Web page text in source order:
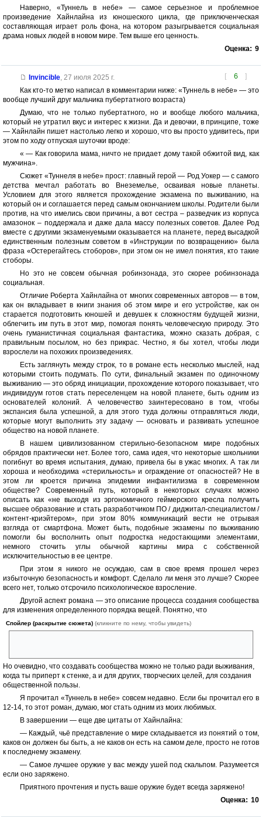
Наверно, «Туннель в небе» — самое серьезное и проблемное
произведение Хайнлайна из юношеского цикла, где приключенческая
составляющая играет роль фона, на котором разыгрывается социальная
драма новых людей в новом мире. Тем выше его ценность.
Оценка: 9
[ 6 ]
Invincible, 27 июля 2025 г.
Как кто-то метко написал в комментарии ниже: «Туннель в небе» — это
вообще лучший друг мальчика пубертатного возраста)
Думаю, что не только пубертатного, но и вообще любого мальчика,
который не утратил вкус и интерес к жизни. Да и девочки, в принципе, тоже
— Хайнлайн пишет настолько легко и хорошо, что вы просто удивитесь, при
этом по ходу отпуская шуточки вроде:
« — Как говорила мама, ничто не придает дому такой обжитой вид, как
мужчина».
Сюжет «Туннеля в небе» прост: главный герой — Род Уокер — с самого
детства мечтал работать во Внеземелье, осваивая новые планеты.
Условием для этого является прохождение экзамена по выживанию, на
который он и соглашается перед самым окончанием школы. Родители были
против, на что имелись свои причины, а вот сестра – разведчик из корпуса
амазонок – поддержала и даже дала массу полезных советов. Далее Род
вместе с другими экзаменуемыми оказывается на планете, перед высадкой
единственным полезным советом в «Инструкции по возвращению» была
фраза «Остерегайтесь стоборов», при этом он не имел понятия, кто такие
стоборы.
Но это не совсем обычная робинзонада, это скорее робинзонада
социальная.
Отличие Роберта Хайнлайна от многих современных авторов — в том,
как он вкладывает в книги знания об этом мире и его устройстве, как он
старается подготовить юношей и девушек к сложностям будущей жизни,
облегчить им путь в этот мир, помогая понять человеческую природу. Это
очень гуманистичная социальная фантастика, можно сказать добрая, с
правильным посылом, но без прикрас. Честно, я бы хотел, чтобы люди
взрослели на похожих произведениях.
Есть заглянуть между строк, то в романе есть несколько мыслей, над
которыми стоить подумать. По сути, финальный экзамен по одиночному
выживанию — это обряд инициации, прохождение которого показывает, что
индивидуум готов стать переселенцем на новой планете, быть одним из
основателей колоний. А человечество заинтересовано в том, чтобы
экспансия была успешной, а для этого туда должны отправляться люди,
которые могут выполнить эту задачу — основать и развивать успешное
общество на новой планете.
В нашем цивилизованном стерильно-безопасном мире подобных
обрядов практически нет. Более того, сама идея, что некоторые школьники
погибнут во время испытания, думаю, привела бы в ужас многих. А так ли
хороша и необходима «стерильность» и ограждение от опасностей? Не в
этом ли кроется причина эпидемии инфантилизма в современном
обществе? Современный путь, который в некоторых случаях можно
описать как «не выходя из эргономичного геймерского кресла получить
высшее образование и стать разработчиком ПО / диджитал-специалистом /
контент-криэйтером», при этом 80% коммуникаций вести не отрывая
взгляда от смартфона. Может быть, подобные экзамены по выживанию
помогли бы восполнить опыт подростка недостающими элементами,
немного сточить углы обычной картины мира с собственной
исключительностью в ее центре.
При этом я никого не осуждаю, сам в свое время прошел через
избыточную безопасность и комфорт. Сделало ли меня это лучше? Скорее
всего нет, только отсрочило психологическое взросление.
Другой аспект романа — это описание процесса создания сообщества
для изменения определенного порядка вещей. Понятно, что
Спойлер (раскрытие сюжета) (кликните по нему, чтобы увидеть)
Но очевидно, что создавать сообщества можно не только ради выживания,
когда ты приперт к стенке, а и для других, творческих целей, для создания
общественной пользы.
Я прочитал «Туннель в небе» совсем недавно. Если бы прочитал его в
12-14, то этот роман, думаю, мог стать одним из моих любимых.
В завершении — еще две цитаты от Хайнлайна:
— Каждый, чьё представление о мире складывается из понятий о том,
каков он должен бы быть, а не каков он есть на самом деле, просто не готов
к последнему экзамену.
— Самое лучшее оружие у вас между ушей под скальпом. Разумеется
если оно заряжено.
Приятного прочтения и пусть ваше оружие будет всегда заряжено!
Оценка: 10